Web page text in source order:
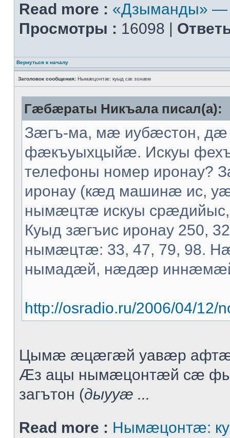
Read more : «Дзыманды» —
Просмотры : 16098 |
Вернуться к началу
Заголовок сообщения: Нымæцонтæ: куыд сæ зонæм
Гæбæраты Никъала писал(а):
Зæгъ-ма, мæ иубæстон,
фæкъуыхцыйæ. Искуы
телефоны номер
иронау (кæд машинæ ис,
нымæцтæ искуы
Куыд зæгъис иронау 250,
нымæцтæ: 33, 47, 79, 98.
нымадæй, нæдæр
http://osradio.ru/2006/04/12/
Цымæ æцæгæй уавæр
Æз ацы нымæцонтæй сæ
загътон (дыууæ ...
Read more : Нымæцонтæ: